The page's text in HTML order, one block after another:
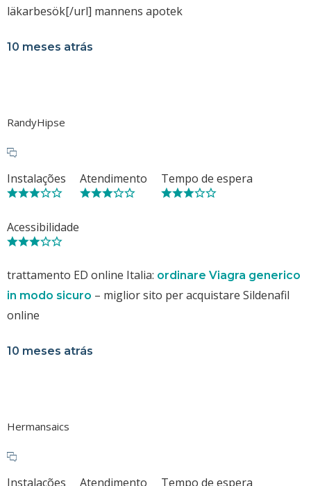
läkarbesök[/url] mannens apotek
10 meses atrás
RandyHipse
Instalações Atendimento Tempo de espera
Acessibilidade
trattamento ED online Italia: ordinare Viagra generico
in modo sicuro – miglior sito per acquistare Sildenafil
online
10 meses atrás
Hermansaics
Instalações Atendimento Tempo de espera